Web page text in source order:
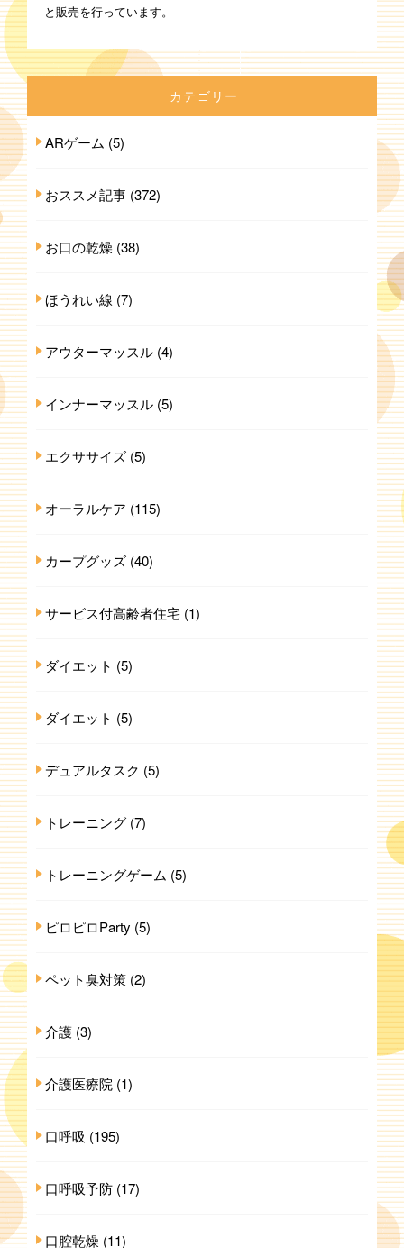
と販売を行っています。
カテゴリー
ARゲーム (5)
おススメ記事 (372)
お口の乾燥 (38)
ほうれい線 (7)
アウターマッスル (4)
インナーマッスル (5)
エクササイズ (5)
オーラルケア (115)
カープグッズ (40)
サービス付高齢者住宅 (1)
ダイエット (5)
ダイエット (5)
デュアルタスク (5)
トレーニング (7)
トレーニングゲーム (5)
ピロピロParty (5)
ペット臭対策 (2)
介護 (3)
介護医療院 (1)
口呼吸 (195)
口呼吸予防 (17)
口腔乾燥 (11)